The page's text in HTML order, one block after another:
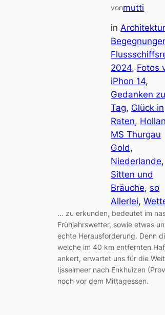
vonmutti
in Architektur
2024, Fotos
iPhon 14
Gedanken
Tag, Glück in
Raten,
MS Thurgau
Gold
Niederlande
Sitten und
Bräuche, so
Allerlei,
… zu erkunden, bedeutet im
Frühjahrswetter, sowie etwas
echte Herausforderung. Denn
welche im 40 km entfernten
ankert, erwartet uns für die
Ijsselmeer nach Enkhuizen
noch vor dem Mittagessen.